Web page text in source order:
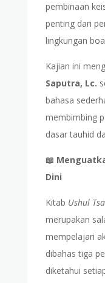
pembinaan
penting dari
lingkungan
Kajian ini
Saputra, Lc.
bahasa
membimbing
dasar tauhid
📖
Dini
Kitab Ushul
merupakan
mempelajari
dibahas tiga
diketahui